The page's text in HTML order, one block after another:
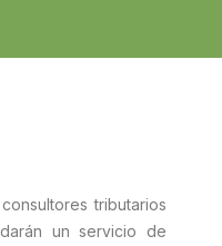
tributarios
un servicio de